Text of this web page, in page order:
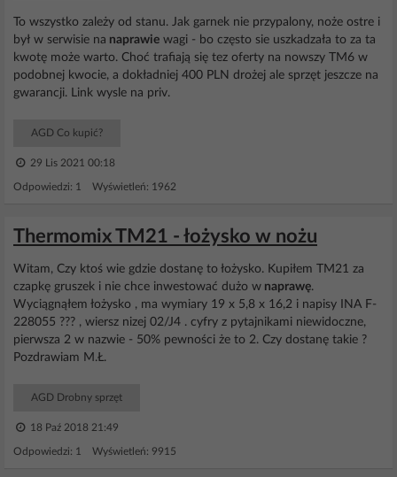
To wszystko zależy od stanu. Jak garnek nie przypalony, noże ostre i
był w serwisie na naprawie wagi - bo często sie uszkadzała to za ta
kwotę może warto. Choć trafiają się tez oferty na nowszy TM6 w
podobnej kwocie, a dokładniej 400 PLN drożej ale sprzęt jeszcze na
gwarancji. Link wysle na priv.
AGD Co kupić?
29 Lis 2021 00:18
Odpowiedzi: 1 Wyświetleń: 1962
Thermomix TM21 - łożysko w nożu
Witam, Czy ktoś wie gdzie dostanę to łożysko. Kupiłem TM21 za
czapkę gruszek i nie chce inwestować dużo w naprawę.
Wyciągnąłem łożysko , ma wymiary 19 x 5,8 x 16,2 i napisy INA F-
228055 ??? , wiersz nizej 02/J4 . cyfry z pytajnikami niewidoczne,
pierwsza 2 w nazwie - 50% pewności że to 2. Czy dostanę takie ?
Pozdrawiam M.Ł.
AGD Drobny sprzęt
18 Paź 2018 21:49
Odpowiedzi: 1 Wyświetleń: 9915